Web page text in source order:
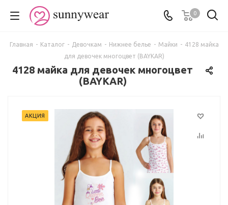
0
Главная - Каталог - Девочкам - Нижнее белье - Майки - 4128 майка
для девочек многоцвет (BAYKAR)
4128 майка для девочек многоцвет
(BAYKAR)
АКЦИЯ